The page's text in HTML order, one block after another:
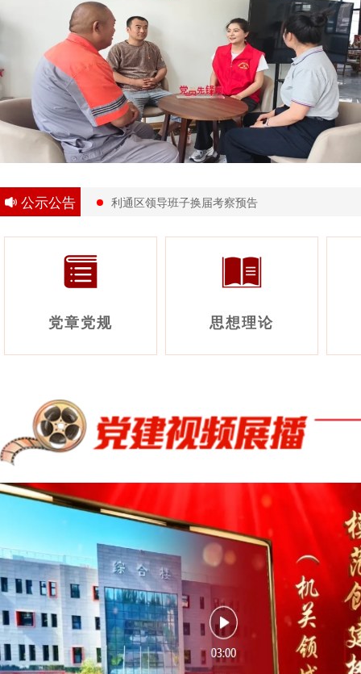
公示公告 利通区领导班子换届考察预告
党章党规 思想理论